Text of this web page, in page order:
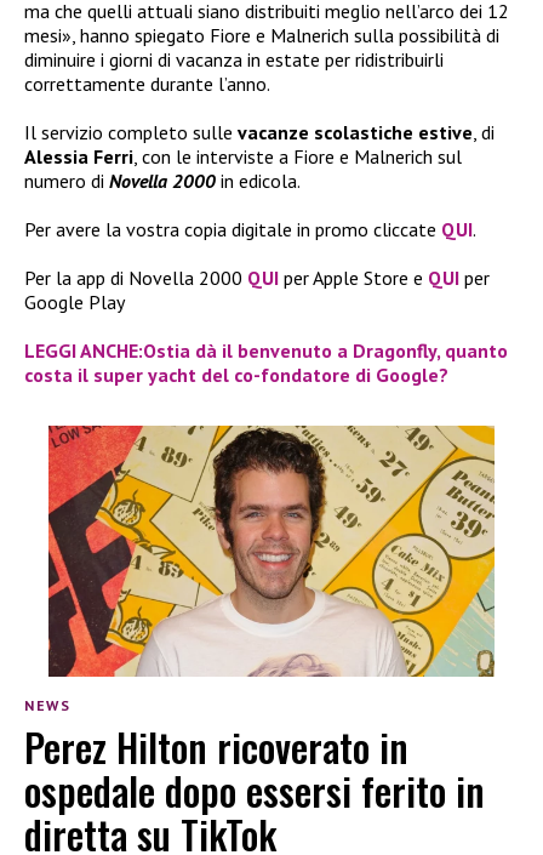
ma che quelli attuali siano distribuiti meglio nell’arco dei 12
mesi», hanno spiegato Fiore e Malnerich sulla possibilità di
diminuire i giorni di vacanza in estate per ridistribuirli
correttamente durante l’anno.
Il servizio completo sulle vacanze scolastiche estive, di
Alessia Ferri, con le interviste a Fiore e Malnerich sul
numero di Novella 2000 in edicola.
Per avere la vostra copia digitale in promo cliccate QUI.
Per la app di Novella 2000 QUI per Apple Store e QUI per
Google Play
LEGGI ANCHE:Ostia dà il benvenuto a Dragonfly, quanto
costa il super yacht del co-fondatore di Google?
NEWS
Perez Hilton ricoverato in
ospedale dopo essersi ferito in
diretta su TikTok